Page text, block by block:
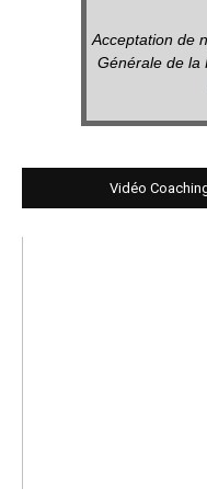
Acceptation de
Générale de la
Vidéo